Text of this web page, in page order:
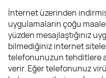
İnternet üzerinden
uygulamaların çoğu
yüzden mesajlaştığınız
bilmediğiniz internet
telefonunuzun tehditlere
verir. Eğer telefonunuz